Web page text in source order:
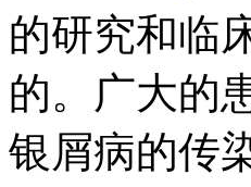
的研究和临
的。广大的
银屑病的传